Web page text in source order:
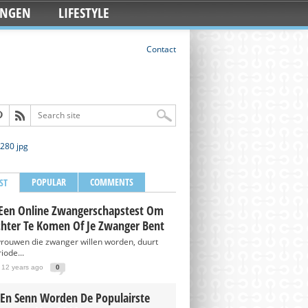
LIFESTYLE
Contact
POPULAR COMMENTS
Online Zwangerschapstest Om
Te Komen Of Je Zwanger Bent
die zwanger willen worden, duurt
12 years ago 0
Senn Worden De Populairste